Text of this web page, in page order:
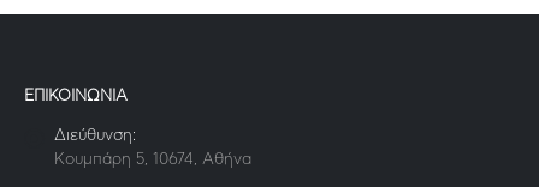
ΕΠΙΚΟΙΝΩΝΙΑ
Διεύθυνση:
Κουμπάρη 5, 10674, Αθήνα